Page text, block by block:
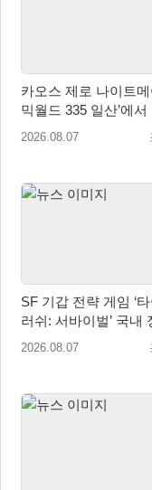
카오스 제로 나이트메
믹월드 335 일산’에서
자 소통 예고
2026.08.07
SF 기갑 전략 게임 ‘
러쉬: 서바이벌’ 국내
출시
2026.08.07